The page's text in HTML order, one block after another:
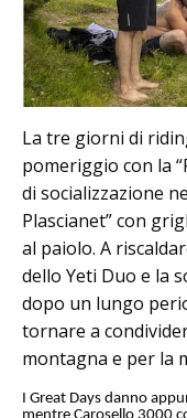
La tre giorni di
pomeriggio con la
di socializzazione
Plascianet” con
al paiolo. A
dello Yeti Duo e la
dopo un lungo
tornare a
montagna e per la
I Great Days danno